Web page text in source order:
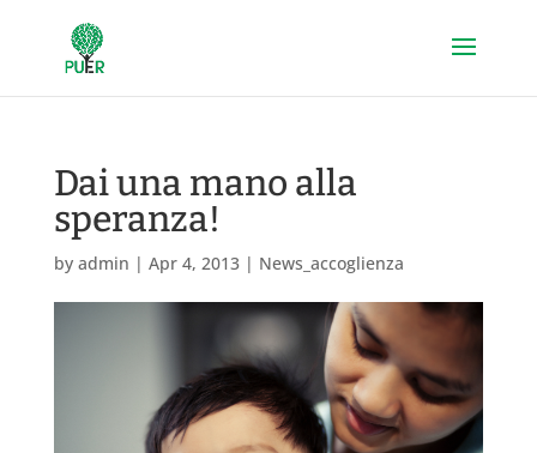
Dai una mano alla
speranza!
by admin | Apr 4, 2013| News_accoglienza